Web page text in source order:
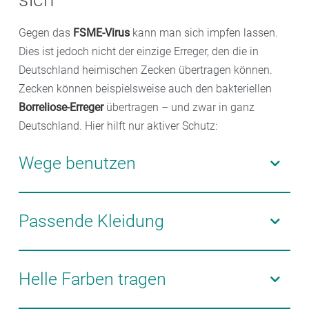
Gegen das FSME-Virus kann man sich impfen lassen.
Dies ist jedoch nicht der einzige Erreger, den die in
Deutschland heimischen Zecken übertragen können.
Zecken können beispielsweise auch den bakteriellen
Borreliose-Erregerübertragen – und zwar in ganz
Deutschland. Hier hilft nur aktiver Schutz:
Wege benutzen
Meiden Sie hohes Gras und die Vegetation am
Wegesrand. Hier sitzen die Zecken und warten darauf,
dass man sie im Vorbeigehen abstreift.
Passende Kleidung
Tragen Sie Oberbekleidung mit langen Ärmeln und
lange Hosen mit möglichst glatten Stoffen. So
gelangen die Zecken nicht so schnell an die Haut und
Helle Farben tragen